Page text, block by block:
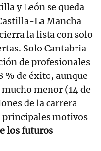
y León se queda
La Mancha
la lista con solo
Solo Cantabria
de profesionales
% de éxito, aunque
menor (14 de
de la carrera
principales motivos
los futuros